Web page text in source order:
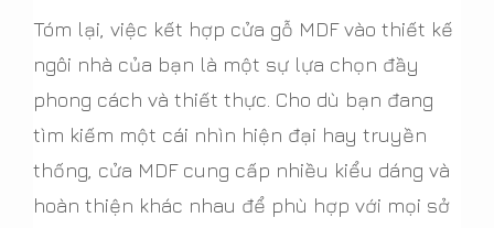
Tóm lại, việc kết hợp cửa gỗ MDF vào thiết kế
ngôi nhà của bạn là một sự lựa chọn đầy
phong cách và thiết thực. Cho dù bạn đang
tìm kiếm một cái nhìn hiện đại hay truyền
thống, cửa MDF cung cấp nhiều kiểu dáng và
hoàn thiện khác nhau để phù hợp với mọi sở